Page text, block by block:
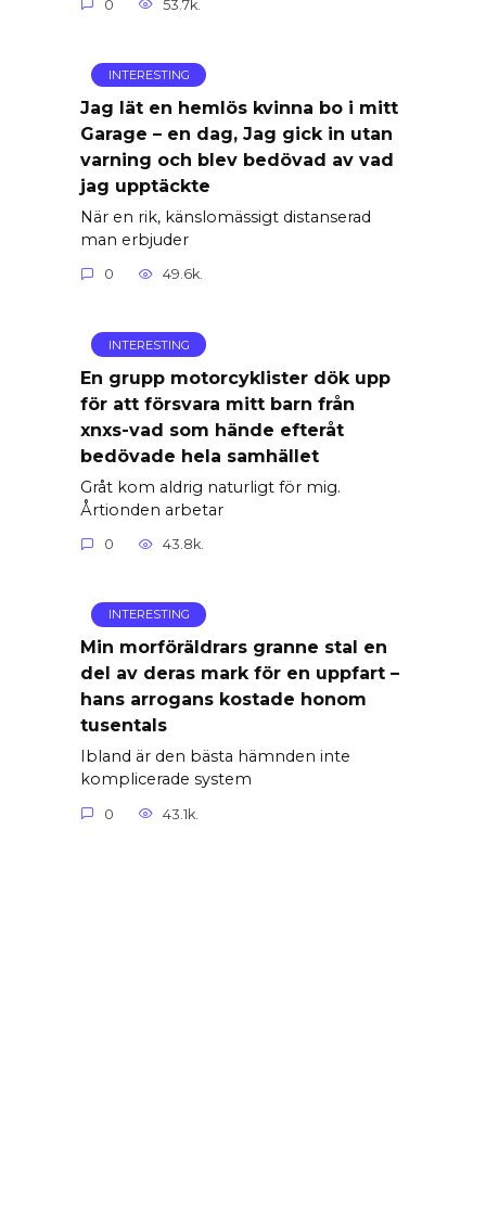
0 53.7k.
INTERESTING
Jag lät en hemlös kvinna bo i mitt
Garage – en dag, Jag gick in utan
varning och blev bedövad av vad
jag upptäckte
När en rik, känslomässigt distanserad
man erbjuder
0 49.6k.
INTERESTING
En grupp motorcyklister dök upp
för att försvara mitt barn från
xnxs-vad som hände efteråt
bedövade hela samhället
Gråt kom aldrig naturligt för mig.
Årtionden arbetar
0 43.8k.
INTERESTING
Min morföräldrars granne stal en
del av deras mark för en uppfart –
hans arrogans kostade honom
tusentals
Ibland är den bästa hämnden inte
komplicerade system
0 43.1k.